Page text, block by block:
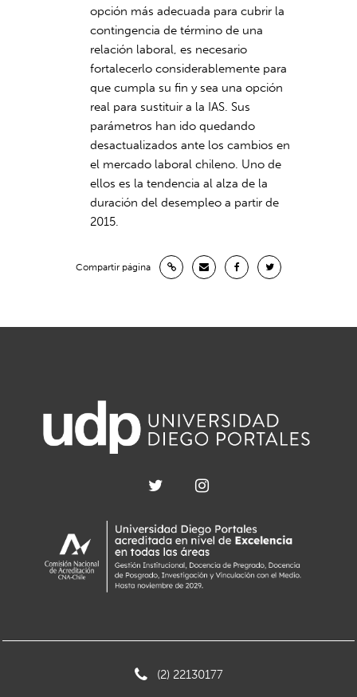
opción más adecuada para cubrir la
contingencia de término de una
relación laboral, es necesario
fortalecerlo considerablemente para
que cumpla su fin y sea una opción
real para sustituir a la IAS. Sus
parámetros han ido quedando
desactualizados ante los cambios en
el mercado laboral chileno. Uno de
ellos es la tendencia al alza de la
duración del desempleo a partir de
2015.
Compartir página
(2) 22130177